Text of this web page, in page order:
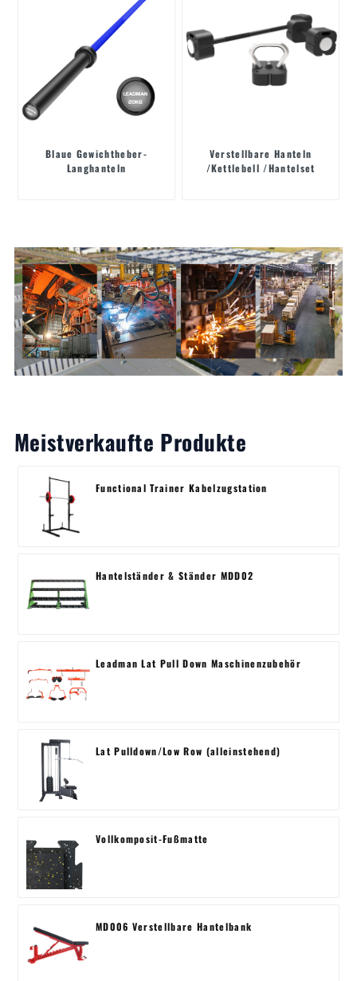
Blaue Gewichtheber-
Langhanteln
Verstellbare Hanteln
/Kettlebell /Hantelset
Meistverkaufte Produkte
Functional Trainer Kabelzugstation
Hantelständer & Ständer MDD02
Leadman Lat Pull Down Maschinenzubehör
Lat Pulldown/Low Row (alleinstehend)
Vollkomposit-Fußmatte
MD006 Verstellbare Hantelbank